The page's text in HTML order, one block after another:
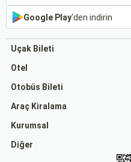
Google Play'den indirin
Uçak Bileti
Otel
Otobüs Bileti
Araç Kiralama
Kurumsal
Diğer